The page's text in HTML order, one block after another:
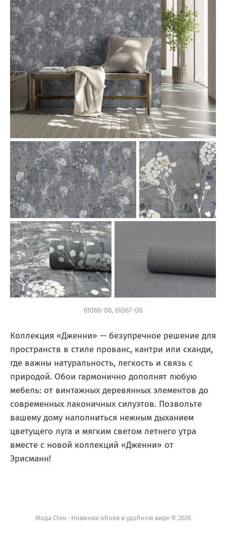
61066-06, 61067-06
Коллекция «Дженни» — безупречное решение для
пространств в стиле прованс, кантри или сканди,
где важны натуральность, легкость и связь с
природой. Обои гармонично дополнят любую
мебель: от винтажных деревянных элементов до
современных лаконичных силуэтов. Позвольте
вашему дому наполниться нежным дыханием
цветущего луга и мягким светом летнего утра
вместе с новой коллекций «Дженни» от
Эрисманн!
Мода Стен · Новинки обоев в удобном виде © 2026